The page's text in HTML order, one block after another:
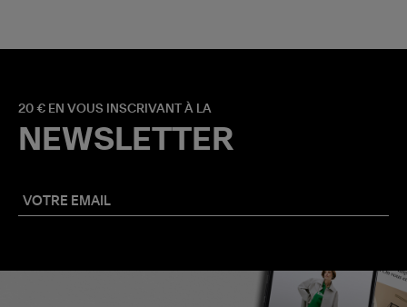
20 € EN VOUS INSCRIVANT À LA
NEWSLETTER